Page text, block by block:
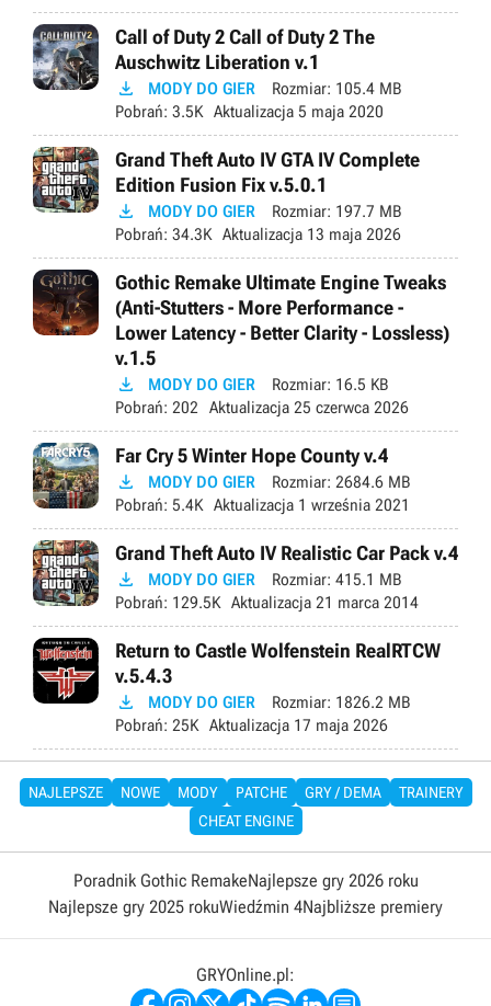
Call of Duty 2 Call of Duty 2 The
Auschwitz Liberation v.1
 MODY DO GIER Rozmiar: 105.4 MB
Pobrań: 3.5K Aktualizacja 5 maja 2020
Grand Theft Auto IV GTA IV Complete
Edition Fusion Fix v.5.0.1
 MODY DO GIER Rozmiar: 197.7 MB
Pobrań: 34.3K Aktualizacja 13 maja 2026
Gothic Remake Ultimate Engine Tweaks
(Anti-Stutters - More Performance -
Lower Latency - Better Clarity - Lossless)
v.1.5
 MODY DO GIER Rozmiar: 16.5 KB
Pobrań: 202 Aktualizacja 25 czerwca 2026
Far Cry 5 Winter Hope County v.4
 MODY DO GIER Rozmiar: 2684.6 MB
Pobrań: 5.4K Aktualizacja 1 września 2021
Grand Theft Auto IV Realistic Car Pack v.4
 MODY DO GIER Rozmiar: 415.1 MB
Pobrań: 129.5K Aktualizacja 21 marca 2014
Return to Castle Wolfenstein RealRTCW
v.5.4.3
 MODY DO GIER Rozmiar: 1826.2 MB
Pobrań: 25K Aktualizacja 17 maja 2026
NAJLEPSZE NOWE MODY PATCHE GRY / DEMA
TRAINERY
CHEAT ENGINE
Poradnik Gothic RemakeNajlepsze gry 2026 roku
Najlepsze gry 2025 rokuWiedźmin 4Najbliższe premiery
GRYOnline.pl: